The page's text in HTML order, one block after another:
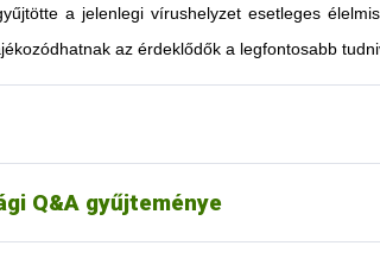
a jelenlegi vírushelyzet esetleges
az érdeklődők a legfontosabb
Q&A gyűjteménye